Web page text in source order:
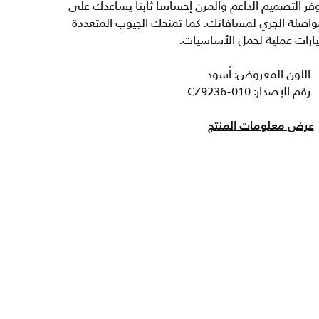
التصميم الداعم والمرن إحساسا ثابتا يساعدك على
الجري لمسافاتك. كما تمنحك الجيوب المتعددة
عملية لحمل الأساسيات.
اللون المعروض: أسود
رقم الإصدار: CZ9236-010
عرض معلومات المنتج